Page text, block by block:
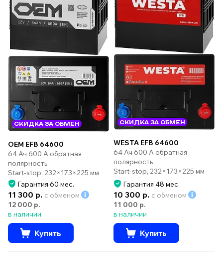
СКИДКА ЗА ОБМЕН
OEM EFB 64600
64 Ач 600 А обратная
полярность
Start-stop, 232×173×225 мм
Гарантия 60 мес.
11 300 р. с обменом
12 000 р.
в наличии
Купить
СКИДКА ЗА ОБМЕН
WESTA EFB 64600
64 Ач 600 А обратная
полярность
Start-stop, 232×173×225 мм
Гарантия 48 мес.
10 300 р. с обменом
11 000 р.
в наличии
Купить